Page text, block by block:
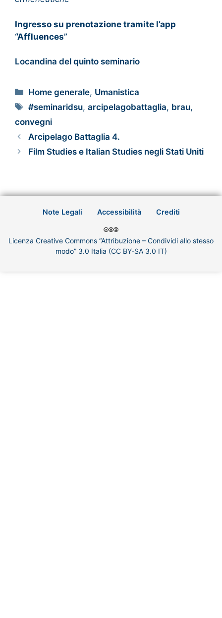
Ingresso su prenotazione tramite l’app
“Affluences”
Locandina del quinto seminario
Home generale, Umanistica
#seminaridsu,arcipelagobattaglia, brau,
convegni
Arcipelago Battaglia 4.
Film Studies e Italian Studies negli Stati Uniti
Note Legali Accessibilità Crediti
Licenza Creative Commons “Attribuzione – Condividi allo stesso
modo” 3.0 Italia (CC BY-SA 3.0 IT)